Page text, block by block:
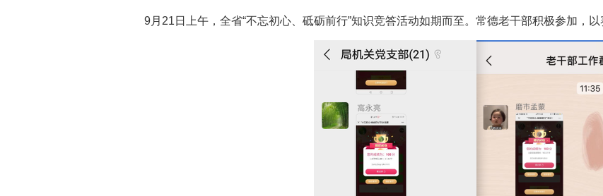
9月21日上午，全省“不忘初心、砥砺前行”知识竞答活动如期而至。常德老干部积极参加，